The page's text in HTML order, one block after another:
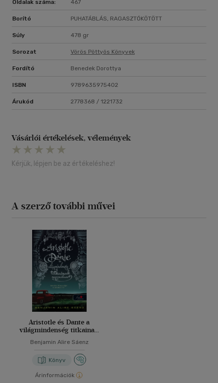
Oldalak száma: 467
Borító PUHATÁBLÁS, RAGASZTÓKÖTÖTT
Súly 478 gr
Sorozat Vörös Pöttyös Könyvek
Fordító Benedek Dorottya
ISBN 9789635975402
Árukód 2778368 / 1221732
Vásárlói értékelések, vélemények
Kérjük, lépjen be az értékeléshez!
A szerző további művei
Aristotle és Dante a
világmindenség titkainak
Benjamin Alire Sáenz
Könyv
Árinformációk